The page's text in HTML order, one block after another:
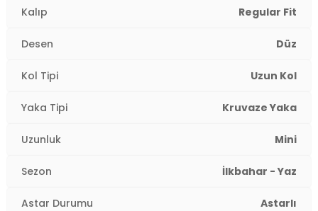
Kalıp Regular Fit
Desen Düz
Kol Tipi Uzun Kol
Yaka Tipi Kruvaze Yaka
Uzunluk Mini
Sezon İlkbahar - Yaz
Astar Durumu Astarlı